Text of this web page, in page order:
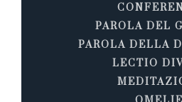
PAROLA DEL
PAROLA DELLA
LECTIO